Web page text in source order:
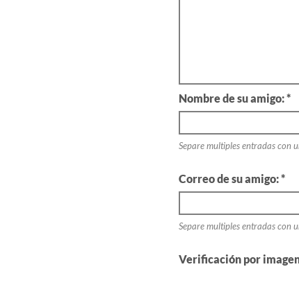
Nombre de su amigo: *
Separe multiples entradas con
Correo de su amigo: *
Separe multiples entradas con
Verificación por